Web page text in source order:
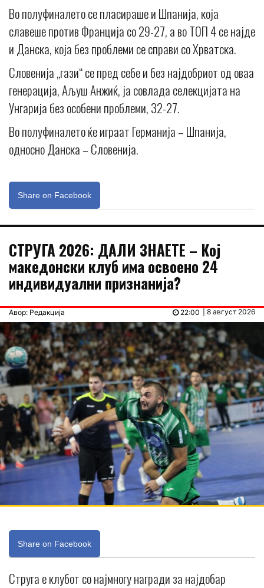
Во полуфиналето се пласираше и Шпанија, која
славеше против Франција со 29-27, а во ТОП 4 се најде
и Данска, која без проблеми се справи со Хрватска.
Словенија „гази“ се пред себе и без најдобриот од оваа
генерација, Аљуш Анжиќ, ја совлада селекцијата на
Унгарија без особени проблеми, 32-27.
Во полуфиналето ќе играат Германија – Шпанија,
односно Данска – Словенија.
Share on Facebook
СТРУГА 2026: ДАЛИ ЗНАЕТЕ – Кој
македонски клуб има освоено 24
индивидуални признанија?
Авор: Редакција | 8 август 2026
22:00
Share on Facebook
Струга е клубот со најмногу награди за најдобар